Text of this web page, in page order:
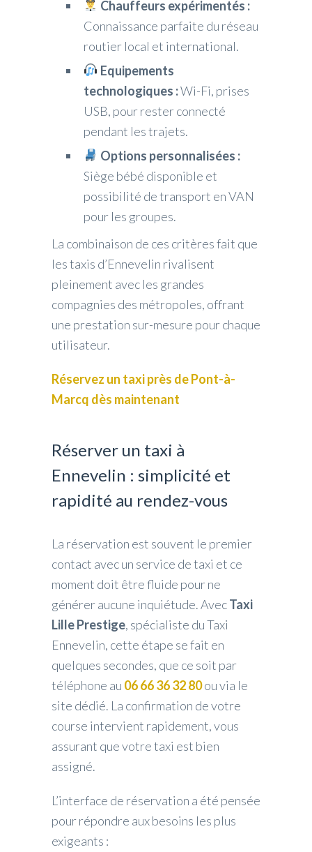
Chauffeurs expérimentés :
Connaissance parfaite du réseau
routier local et international.
Equipements
technologiques :Wi-Fi, prises
USB, pour rester connecté
pendant les trajets.
Options personnalisées :
Siège bébé disponible et
possibilité de transport en VAN
pour les groupes.
La combinaison de ces critères fait que
les taxis d’Ennevelin rivalisent
pleinement avec les grandes
compagnies des métropoles, offrant
une prestation sur-mesure pour chaque
utilisateur.
Réservez un taxi près de Pont-à-
Marcq dès maintenant
Réserver un taxi à
Ennevelin : simplicité et
rapidité au rendez-vous
La réservation est souvent le premier
contact avec un service de taxi et ce
moment doit être fluide pour ne
générer aucune inquiétude. AvecTaxi
Lille Prestige, spécialiste du Taxi
Ennevelin, cette étape se fait en
quelques secondes, que ce soit par
téléphone au 06 66 36 32 80ou via le
site dédié. La confirmation de votre
course intervient rapidement, vous
assurant que votre taxi est bien
assigné.
L’interface de réservation a été pensée
pour répondre aux besoins les plus
exigeants :